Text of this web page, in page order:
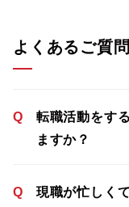
よくあるご質問
Q
転職活動をす
ますか？
Q
現職が忙しく